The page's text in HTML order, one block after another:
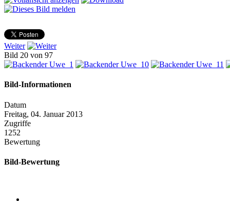
Weiter
Bild 20 von 97
Bild-Informationen
Datum
Freitag, 04. Januar 2013
Zugriffe
1252
Bewertung
Bild-Bewertung